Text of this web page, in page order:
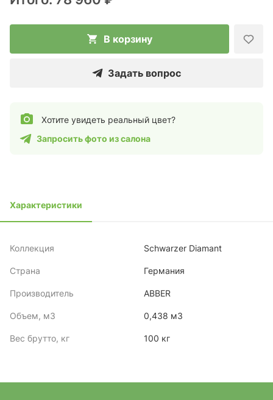
В корзину
Задать вопрос
Хотите увидеть реальный цвет?
Запросить фото из салона
Характеристики
Коллекция Schwarzer Diamant
Страна Германия
Производитель ABBER
Объем, м3 0,438 м3
Вес брутто, кг 100 кг